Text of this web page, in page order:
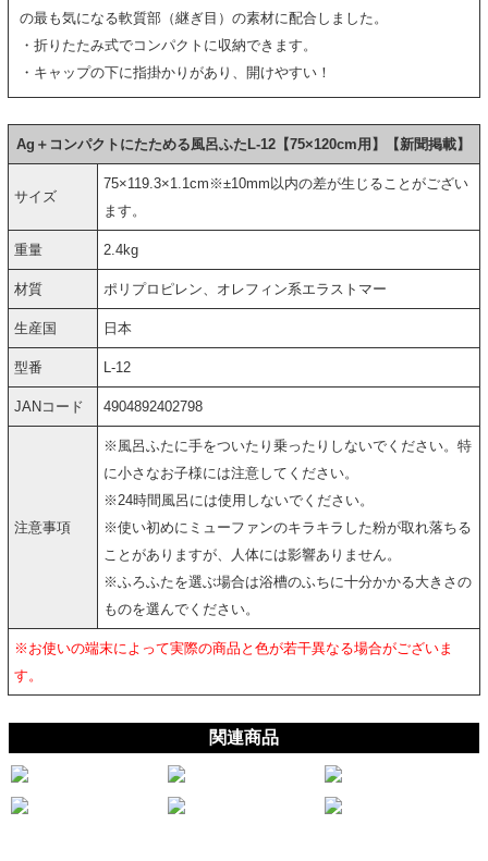
の最も気になる軟質部（継ぎ目）の素材に配合しました。
・折りたたみ式でコンパクトに収納できます。
・キャップの下に指掛かりがあり、開けやすい！
Ag＋コンパクトにたためる風呂ふたL-12【75×120cm用】【新聞掲載】
サイズ
75×119.3×1.1cm※±10mm以内の差が生じることがござい
ます。
重量 2.4kg
材質 ポリプロピレン、オレフィン系エラストマー
生産国 日本
型番 L-12
JANコード 4904892402798
注意事項
※風呂ふたに手をついたり乗ったりしないでください。特
に小さなお子様には注意してください。
※24時間風呂には使用しないでください。
※使い初めにミューファンのキラキラした粉が取れ落ちる
ことがありますが、人体には影響ありません。
※ふろふたを選ぶ場合は浴槽のふちに十分かかる大きさの
ものを選んでください。
※お使いの端末によって実際の商品と色が若干異なる場合がございま
す。
関連商品